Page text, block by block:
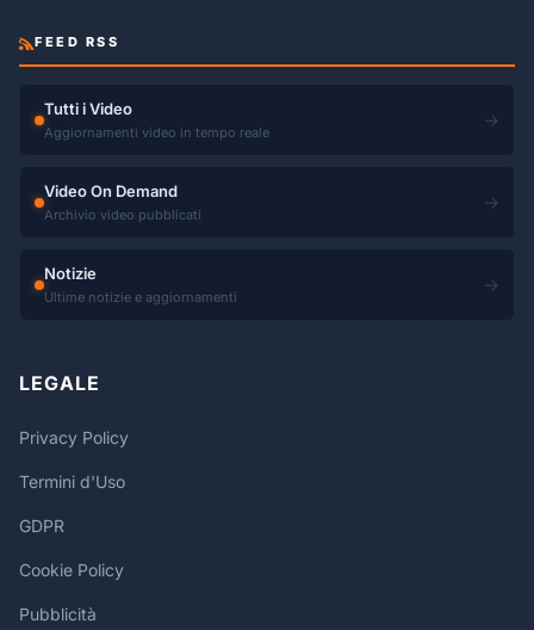
FEED RSS
Tutti i Video
Aggiornamenti video in tempo reale
→
Video On Demand
Archivio video pubblicati
→
Notizie
Ultime notizie e aggiornamenti
→
LEGALE
Privacy Policy
Termini d'Uso
GDPR
Cookie Policy
Pubblicità